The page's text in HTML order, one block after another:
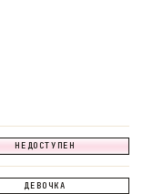
НЕДОСТУПЕН
ДЕВОЧКА